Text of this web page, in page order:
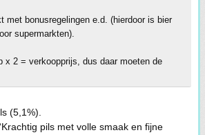
met bonusregelingen e.d. (hierdoor is bier
supermarkten).
x 2 = verkoopprijs, dus daar moeten de
(5,1%).
pils met volle smaak en fijne